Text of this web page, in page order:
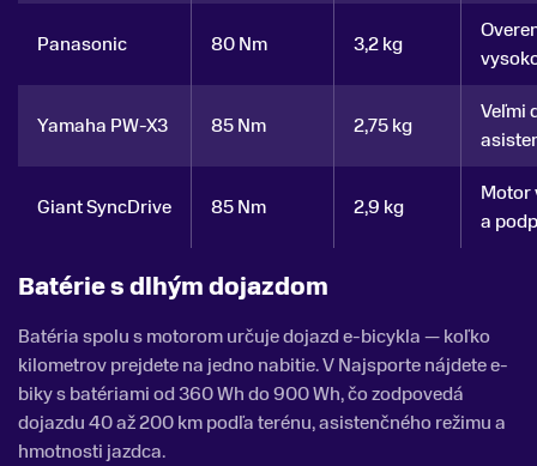
Panasonic 80 Nm 3,2 kg
Yamaha PW-X3 85 Nm 2,75 kg
Veľmi
Giant SyncDrive 85 Nm 2,9 kg
Motor
a
Batérie s dlhým dojazdom
Batéria spolu s motorom určuje dojazd e-bicykla — koľko
kilometrov prejdete na jedno nabitie. V Najsporte nájdete e-
biky s batériami od 360 Wh do 900 Wh, čo zodpovedá
dojazdu 40 až 200 km podľa terénu, asistenčného režimu a
hmotnosti jazdca.